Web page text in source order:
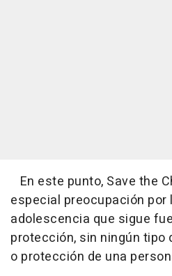
En este punto, Save the
especial preocupación por
adolescencia que sigue
protección, sin ningún
o protección de una